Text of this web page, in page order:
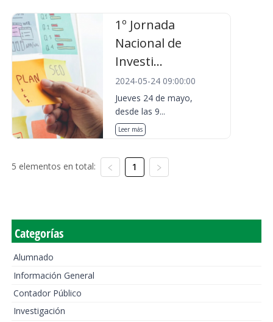
1º Jornada
Nacional de
Investi...
2024-05-24 09:00:00
Jueves 24 de mayo,
desde las 9...
Leer más
5 elementos en total: 1
Categorías
Alumnado
Información General
Contador Público
Investigación